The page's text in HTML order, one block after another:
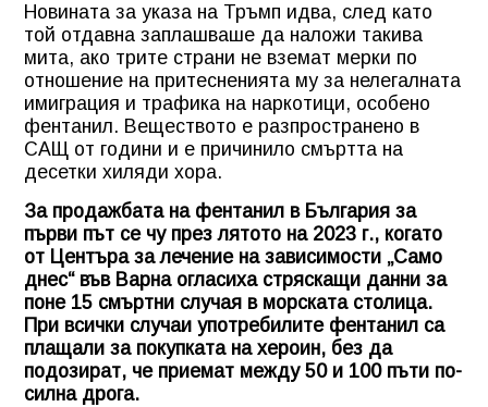
Новината за указа на Тръмп идва, след като
той отдавна заплашваше да наложи такива
мита, ако трите страни не вземат мерки по
отношение на притесненията му за нелегалната
имиграция и трафика на наркотици, особено
фентанил. Веществото е разпространено в
САЩ от години и е причинило смъртта на
десетки хиляди хора.
За продажбата на фентанил в България за
първи път се чу през лятото на 2023 г., когато
от Центъра за лечение на зависимости „Само
днес“ във Варна огласиха стряскащи данни за
поне 15 смъртни случая в морската столица.
При всички случаи употребилите фентанил са
плащали за покупката на хероин, без да
подозират, че приемат между 50 и 100 пъти по-
силна дрога.